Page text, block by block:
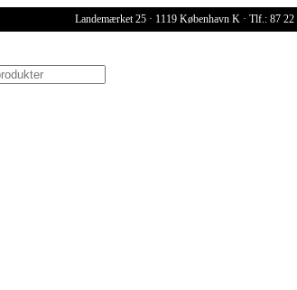
Landemærket 25 · 1119 København K · Tlf.: 87 22